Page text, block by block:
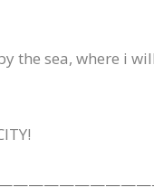
the sea, where i